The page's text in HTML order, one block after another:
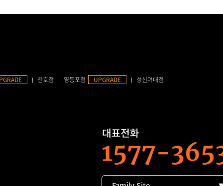
천호점 영등포점 UPGRADE 성신여대점